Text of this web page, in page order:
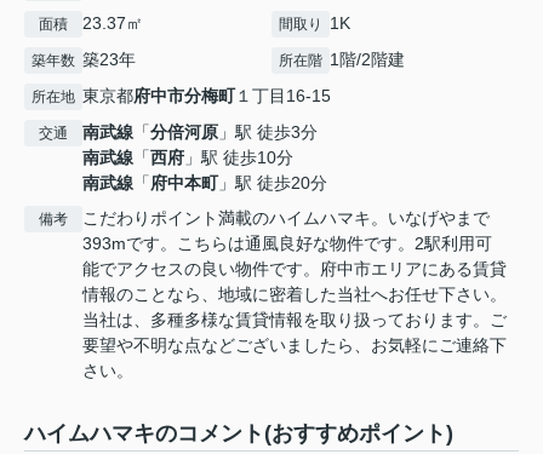
面積 23.37㎡ 間取り 1K
築年数 築23年 所在階 1階/2階建
所在地 東京都府中市分梅町１丁目16-15
交通 南武線 「分倍河原 」駅 徒歩3分
南武線 「西府 」駅 徒歩10分
南武線 「府中本町」駅 徒歩20分
備考
こだわりポイント満載のハイムハマキ。いなげやまで
393mです。こちらは通風良好な物件です。2駅利用可
能でアクセスの良い物件です。府中市エリアにある賃貸
情報のことなら、地域に密着した当社へお任せ下さい。
当社は、多種多様な賃貸情報を取り扱っております。ご
要望や不明な点などございましたら、お気軽にご連絡下
さい。
ハイムハマキのコメント(おすすめポイント)